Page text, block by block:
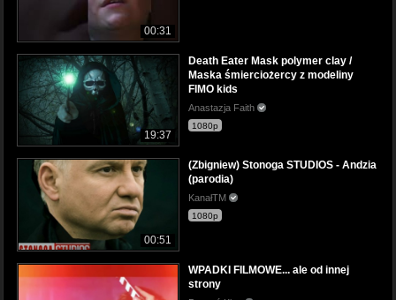
00:31
19:37
Death Eater Mask polymer clay /
Maska śmierciożercy z modeliny
FIMO kids
Anastazja Faith
1080p
00:51
(Zbigniew) Stonoga STUDIOS - Andzia
(parodia)
KanałTM
1080p
WPADKI FILMOWE... ale od innej
strony